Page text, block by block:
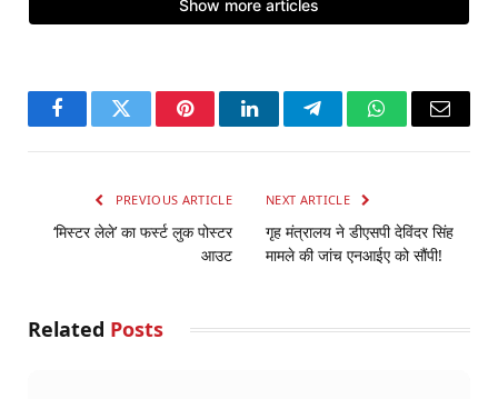
FacebookTwitter PinterestLinkedInTelegramWhatsApp
Email
PREVIOUS ARTICLE
‘मिस्टर लेले’ का फर्स्ट लुक पोस्टर
आउट
NEXT ARTICLE
गृह मंत्रालय ने डीएसपी देविंदर सिंह
मामले की जांच एनआईए को सौंपी!
Related Posts